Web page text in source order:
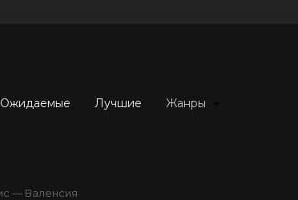
Ожидаемые Лучшие Жанры
— Валенсия